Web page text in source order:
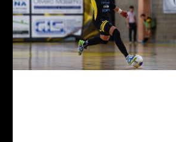
L84, sale a bordo un preparatore
atletico dal curriculum
internazionale: è Harrison Muzzy